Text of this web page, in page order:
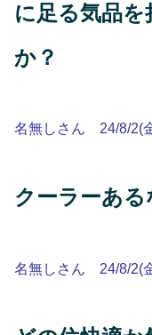
に足る気品
か？
名無しさん 24/8/2(
クーラーあ
名無しさん 24/8/2(